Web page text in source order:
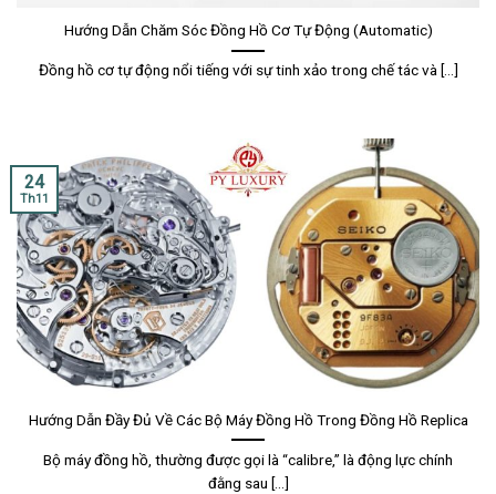
Hướng Dẫn Chăm Sóc Đồng Hồ Cơ Tự Động (Automatic)
Đồng hồ cơ tự động nổi tiếng với sự tinh xảo trong chế tác và [...]
Hướng Dẫn Đầy Đủ Về Các Bộ Máy Đồng Hồ Trong Đồng Hồ Replica
Bộ máy đồng hồ, thường được gọi là “calibre,” là động lực chính
đằng sau [...]
24
Th11